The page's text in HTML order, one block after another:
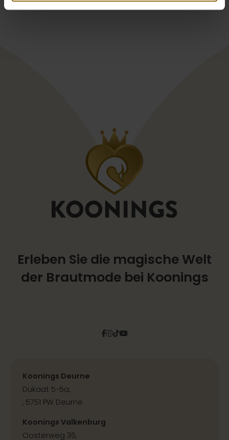
Erleben Sie die magische Welt
der Brautmode bei Koonings
Facebook
Instagram
TiktokPinterest
YouTube
Koonings Deurne
Dukaat 5-5a,
, 5751 PW Deurne
Koonings Valkenburg
Oosterweg 36,